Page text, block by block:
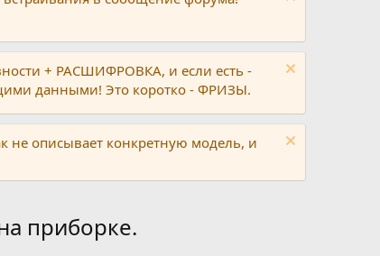
+ РАСШИФРОВКА, и если есть -
данными! Это коротко - ФРИЗЫ.
не описывает конкретную модель, и
приборке.